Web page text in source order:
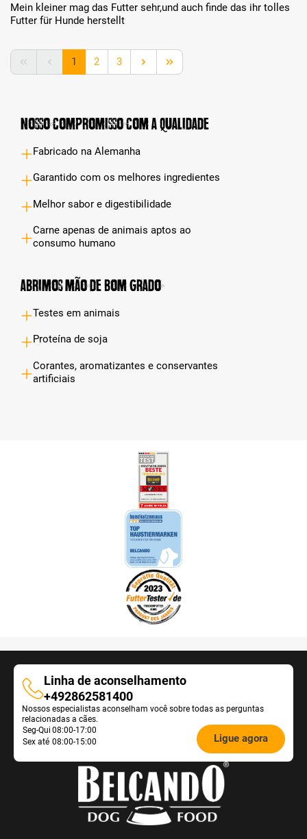
Mein kleiner mag das Futter sehr,und auch finde das ihr tolles
Futter für Hunde herstellt
Lado
1 Lado
2 Lado
3
Nosso compromisso com a qualidade
Fabricado na Alemanha
Garantido com os melhores ingredientes
Melhor sabor e digestibilidade
Carne apenas de animais aptos ao
consumo humano
Abrimos mão de bom grado
Testes em animais
Proteína de soja
Corantes, aromatizantes e conservantes
artificiais
Linha de aconselhamento
Linha
de
aconselhamento
+492862581400
Nossos especialistas aconselham você sobre todas as perguntas
relacionadas a cães.
Öffnungszeiten
Futterberatung:
Seg-Qui 08:00-17:00
Sex até 08:00-15:00 Ligue agora